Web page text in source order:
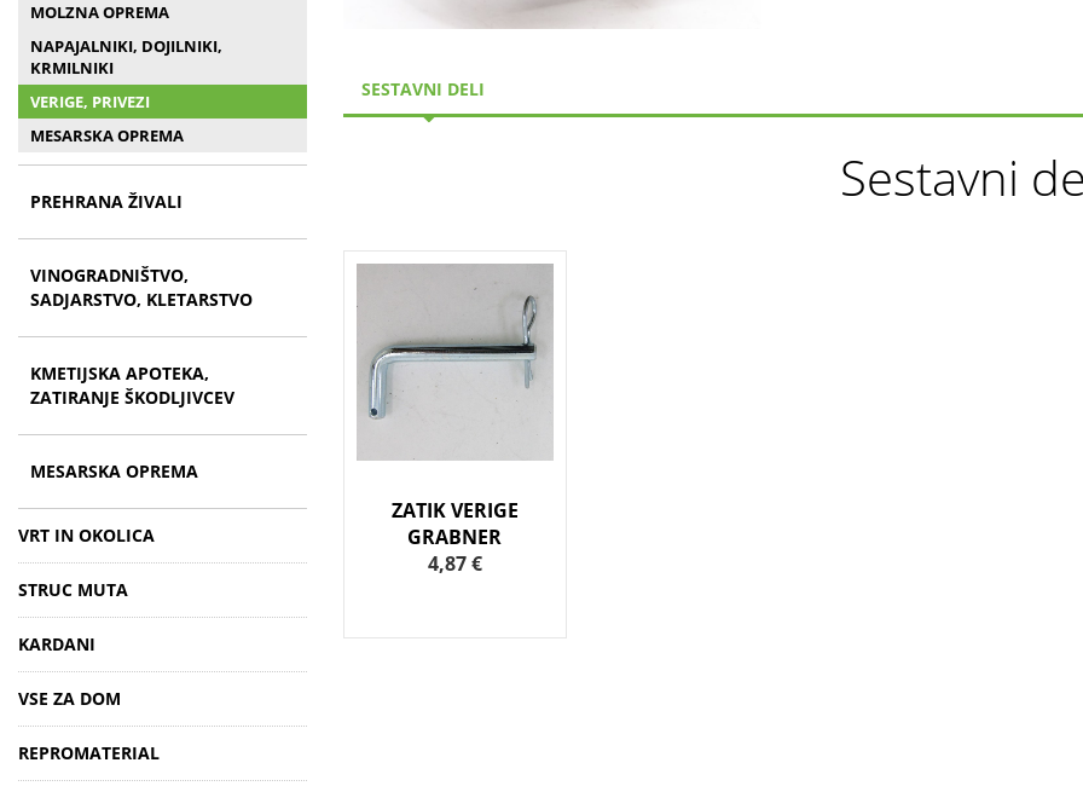
MOLZNA OPREMA
NAPAJALNIKI, DOJILNIKI,
KRMILNIKI
VERIGE, PRIVEZI
MESARSKA OPREMA
PREHRANA ŽIVALI
VINOGRADNIŠTVO,
SADJARSTVO, KLETARSTVO
KMETIJSKA APOTEKA,
ZATIRANJE ŠKODLJIVCEV
MESARSKA OPREMA
VRT IN OKOLICA
STRUC MUTA
KARDANI
VSE ZA DOM
REPROMATERIAL
SESTAVNI DELI
Sestavni
ZATIK VERIGE
GRABNER
4,87 €